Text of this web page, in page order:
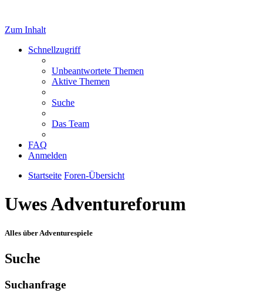
Zum Inhalt
Schnellzugriff
Unbeantwortete Themen
Aktive Themen
Suche
Das Team
FAQ
Anmelden
Startseite Foren-Übersicht
Uwes Adventureforum
Alles über Adventurespiele
Suche
Suchanfrage